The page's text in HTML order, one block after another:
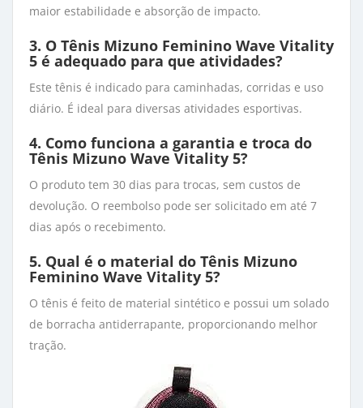
maior estabilidade e absorção de impacto.
3. O Tênis Mizuno Feminino Wave Vitality
5 é adequado para que atividades?
Este tênis é indicado para caminhadas, corridas e uso
diário. É ideal para diversas atividades esportivas.
4. Como funciona a garantia e troca do
Tênis Mizuno Wave Vitality 5?
O produto tem 30 dias para trocas, sem custos de
devolução. O reembolso pode ser solicitado em até 7
dias após o recebimento.
5. Qual é o material do Tênis Mizuno
Feminino Wave Vitality 5?
O tênis é feito de material sintético e possui um solado
de borracha antiderrapante, proporcionando melhor
tração.